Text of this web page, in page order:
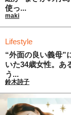
使っ...
maki
Lifestyle
“外面の良い義母”
いた34歳女性。あ
う...
鈴木詩子